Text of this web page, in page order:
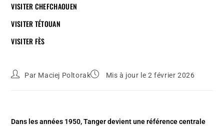
VISITER CHEFCHAOUEN
VISITER TÉTOUAN
VISITER FÈS
Par Maciej Poltorak Mis à jour le 2 février 2026
Dans les années 1950, Tanger devient une référence centrale